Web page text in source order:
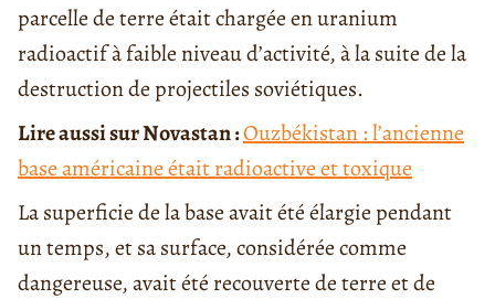
parcelle de terre était chargée en uranium
radioactif à faible niveau d’activité, à la suite de la
destruction de projectiles soviétiques.
Lire aussi sur Novastan :Ouzbékistan : l’ancienne
base américaine était radioactive et toxique
La superficie de la base avait été élargie pendant
un temps, et sa surface, considérée comme
dangereuse, avait été recouverte de terre et de